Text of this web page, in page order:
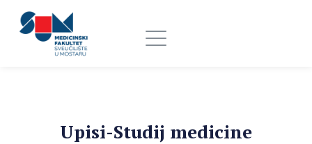
Upisi-Studij medicine